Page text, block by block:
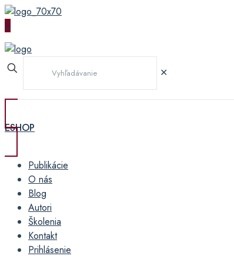
0
✕
ESHOP
Publikácie
O nás
Blog
Autori
Školenia
Kontakt
Prihlásenie